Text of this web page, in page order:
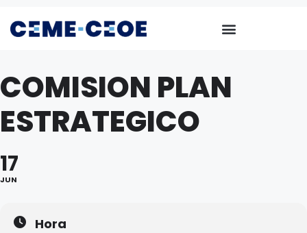
COMISION PLAN
ESTRATEGICO
17
JUN
Hora